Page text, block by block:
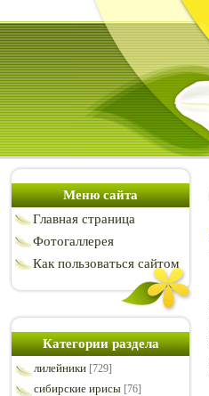
Меню сайта
Главная страница
Фотогаллерея
Как пользоваться сайтом
Категории раздела
лилейники [729]
сибирские ирисы [76]